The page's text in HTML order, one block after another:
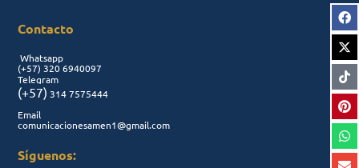
Contacto
Whatsapp
(+57) 320 6940097
Telegram
(+57) 314 7575444
Email
comunicacionesamen1@gmail.com
Síguenos: